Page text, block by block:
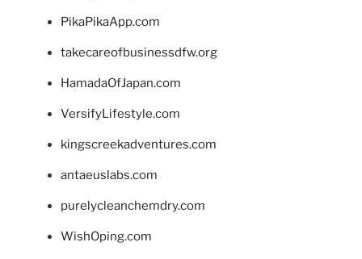
PikaPikaApp.com
takecareofbusinessdfw.org
HamadaOfJapan.com
VersifyLifestyle.com
kingscreekadventures.com
antaeuslabs.com
purelycleanchemdry.com
WishOping.com